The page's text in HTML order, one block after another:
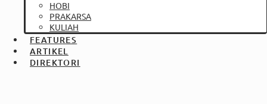
HOBI
PRAKARSA
KULIAH
FEATURES
ARTIKEL
DIREKTORI